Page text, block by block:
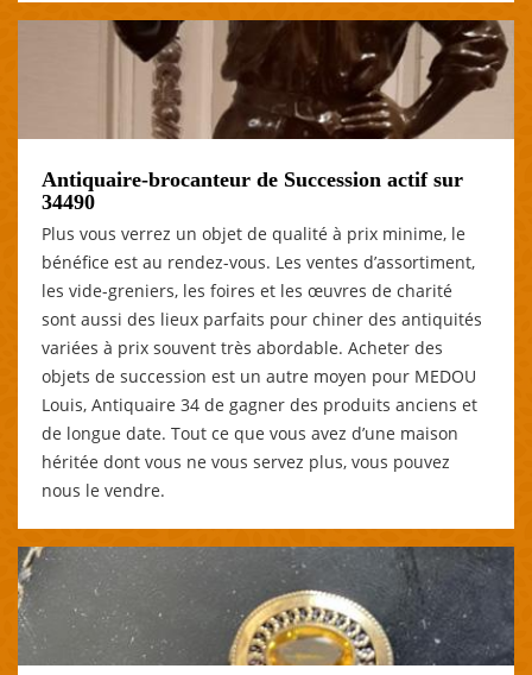
Antiquaire-brocanteur de Succession actif sur
34490
Plus vous verrez un objet de qualité à prix minime, le
bénéfice est au rendez-vous. Les ventes d’assortiment,
les vide-greniers, les foires et les œuvres de charité
sont aussi des lieux parfaits pour chiner des antiquités
variées à prix souvent très abordable. Acheter des
objets de succession est un autre moyen pour MEDOU
Louis, Antiquaire 34 de gagner des produits anciens et
de longue date. Tout ce que vous avez d’une maison
héritée dont vous ne vous servez plus, vous pouvez
nous le vendre.